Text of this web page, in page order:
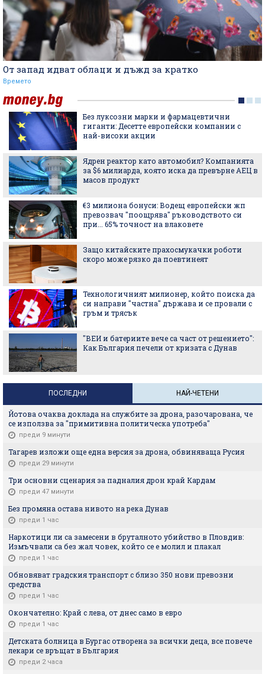
От запад идват облаци и дъжд за кратко
Времето
Без луксозни марки и фармацевтични
гиганти: Десетте европейски компании с
най-високи акции
Ядрен реактор като автомобил? Компанията
за $6 милиарда, която иска да превърне АЕЦ в
масов продукт
€3 милиона бонуси: Водещ европейски жп
превозвач "поощрява" ръководството си
при... 65% точност на влаковете
Защо китайските прахосмукачки роботи
скоро може рязко да поевтинеят
Технологичният милионер, който поиска да
си направи "частна" държава и се провали с
гръм и трясък
"ВЕИ и батериите вече са част от решението":
Как България печели от кризата с Дунав
ПОСЛЕДНИ НАЙ-ЧЕТЕНИ
Йотова очаква доклада на службите за дрона, разочарована, че
се използва за "примитивна политическа употреба"
преди 9 минути
Тагарев изложи още една версия за дрона, обвиняваща Русия
преди 29 минути
Три основни сценария за падналия дрон край Кардам
преди 47 минути
Без промяна остава нивото на река Дунав
преди 1 час
Наркотици ли са замесени в бруталното убийство в Пловдив:
Измъчвали са без жал човек, който се е молил и плакал
преди 1 час
Обновяват градския транспорт с близо 350 нови превозни
средства
преди 1 час
Окончателно: Край с лева, от днес само в евро
преди 1 час
Детската болница в Бургас отворена за всички деца, все повече
лекари се връщат в България
преди 2 часа